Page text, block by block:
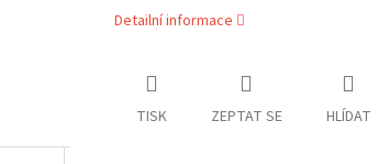
Detailní informace
TISK ZEPTAT SE HLÍDAT